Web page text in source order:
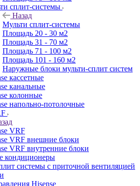
сплит-системы
Назад
Мульти сплит-системы
Площадь 20 - 30 м2
Площадь 31 - 70 м2
Площадь 71 - 100 м2
Площадь 101 - 160 м2
Наружные блоки мульти-сплит систем
кассетные
канальные
колонные
напольно-потолочные
VRF
VRF внешние блоки
VRF внутренние блоки
кондиционеры
системы с приточной вентиляцией
Hisense